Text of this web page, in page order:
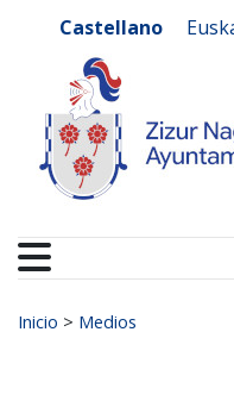
Castellano
Buscar:
Inicio > Medios